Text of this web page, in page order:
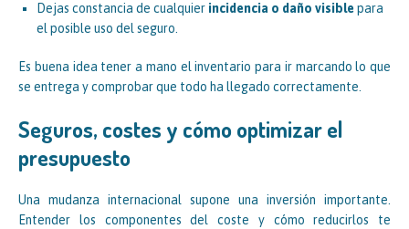
Dejas constancia de cualquier incidencia o daño visiblepara
el posible uso del seguro.
Es buena idea tener a mano el inventario para ir marcando lo que
se entrega y comprobar que todo ha llegado correctamente.
Seguros, costes y cómo optimizar el
presupuesto
Una mudanza internacional supone una inversión importante.
Entender los componentes del coste y cómo reducirlos te